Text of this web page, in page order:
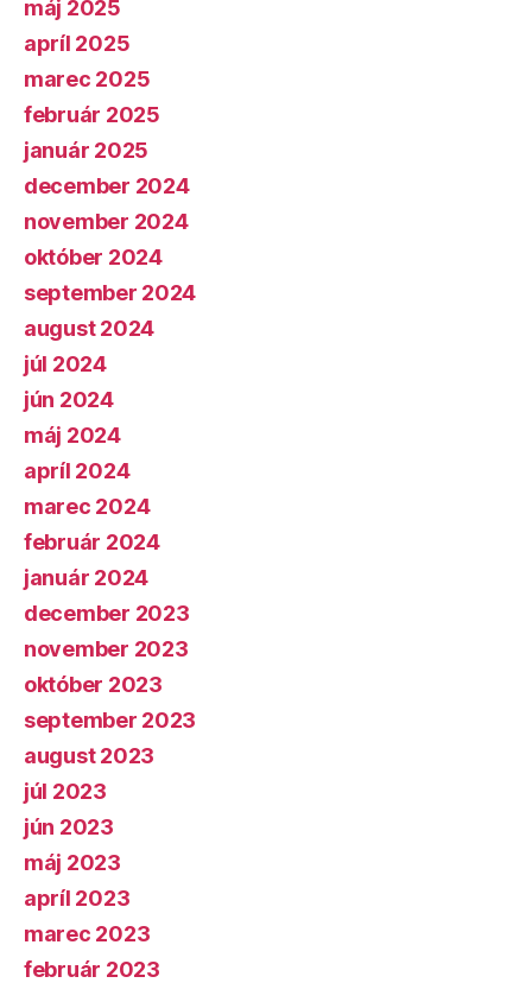
máj 2025
apríl 2025
marec 2025
február 2025
január 2025
december 2024
november 2024
október 2024
september 2024
august 2024
júl 2024
jún 2024
máj 2024
apríl 2024
marec 2024
február 2024
január 2024
december 2023
november 2023
október 2023
september 2023
august 2023
júl 2023
jún 2023
máj 2023
apríl 2023
marec 2023
február 2023